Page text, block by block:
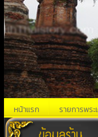
หน้าแรก รายการพระ